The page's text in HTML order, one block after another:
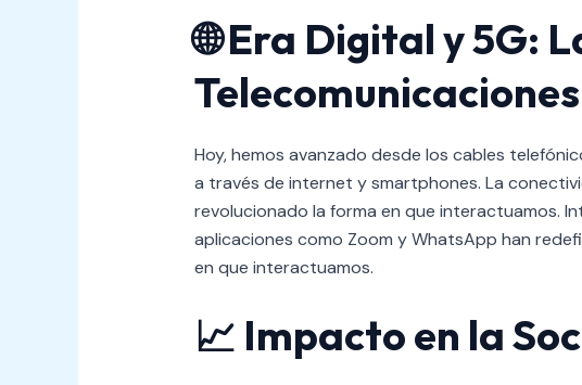
🌐Era Digital y 5G:
Telecomunicaciones
Hoy, hemos avanzado desde los cables
a través de internet y smartphones. La
revolucionado la forma en que interactuamos.
aplicaciones como Zoom y WhatsApp han
en que interactuamos.
📈 Impacto en la